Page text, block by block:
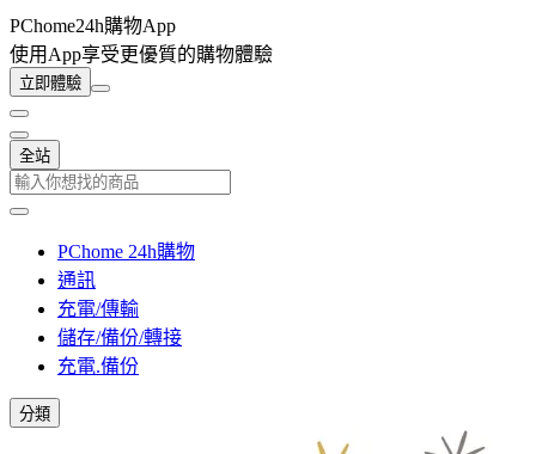
PChome24h購物App
使用App享受更優質的購物體驗
立即體驗
全站
PChome 24h購物
通訊
充電/傳輸
儲存/備份/轉接
充電.備份
分類